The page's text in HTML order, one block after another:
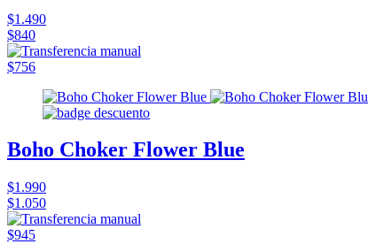
$1.490
$840
$756
Boho Choker Flower Blue
$1.990
$1.050
$945